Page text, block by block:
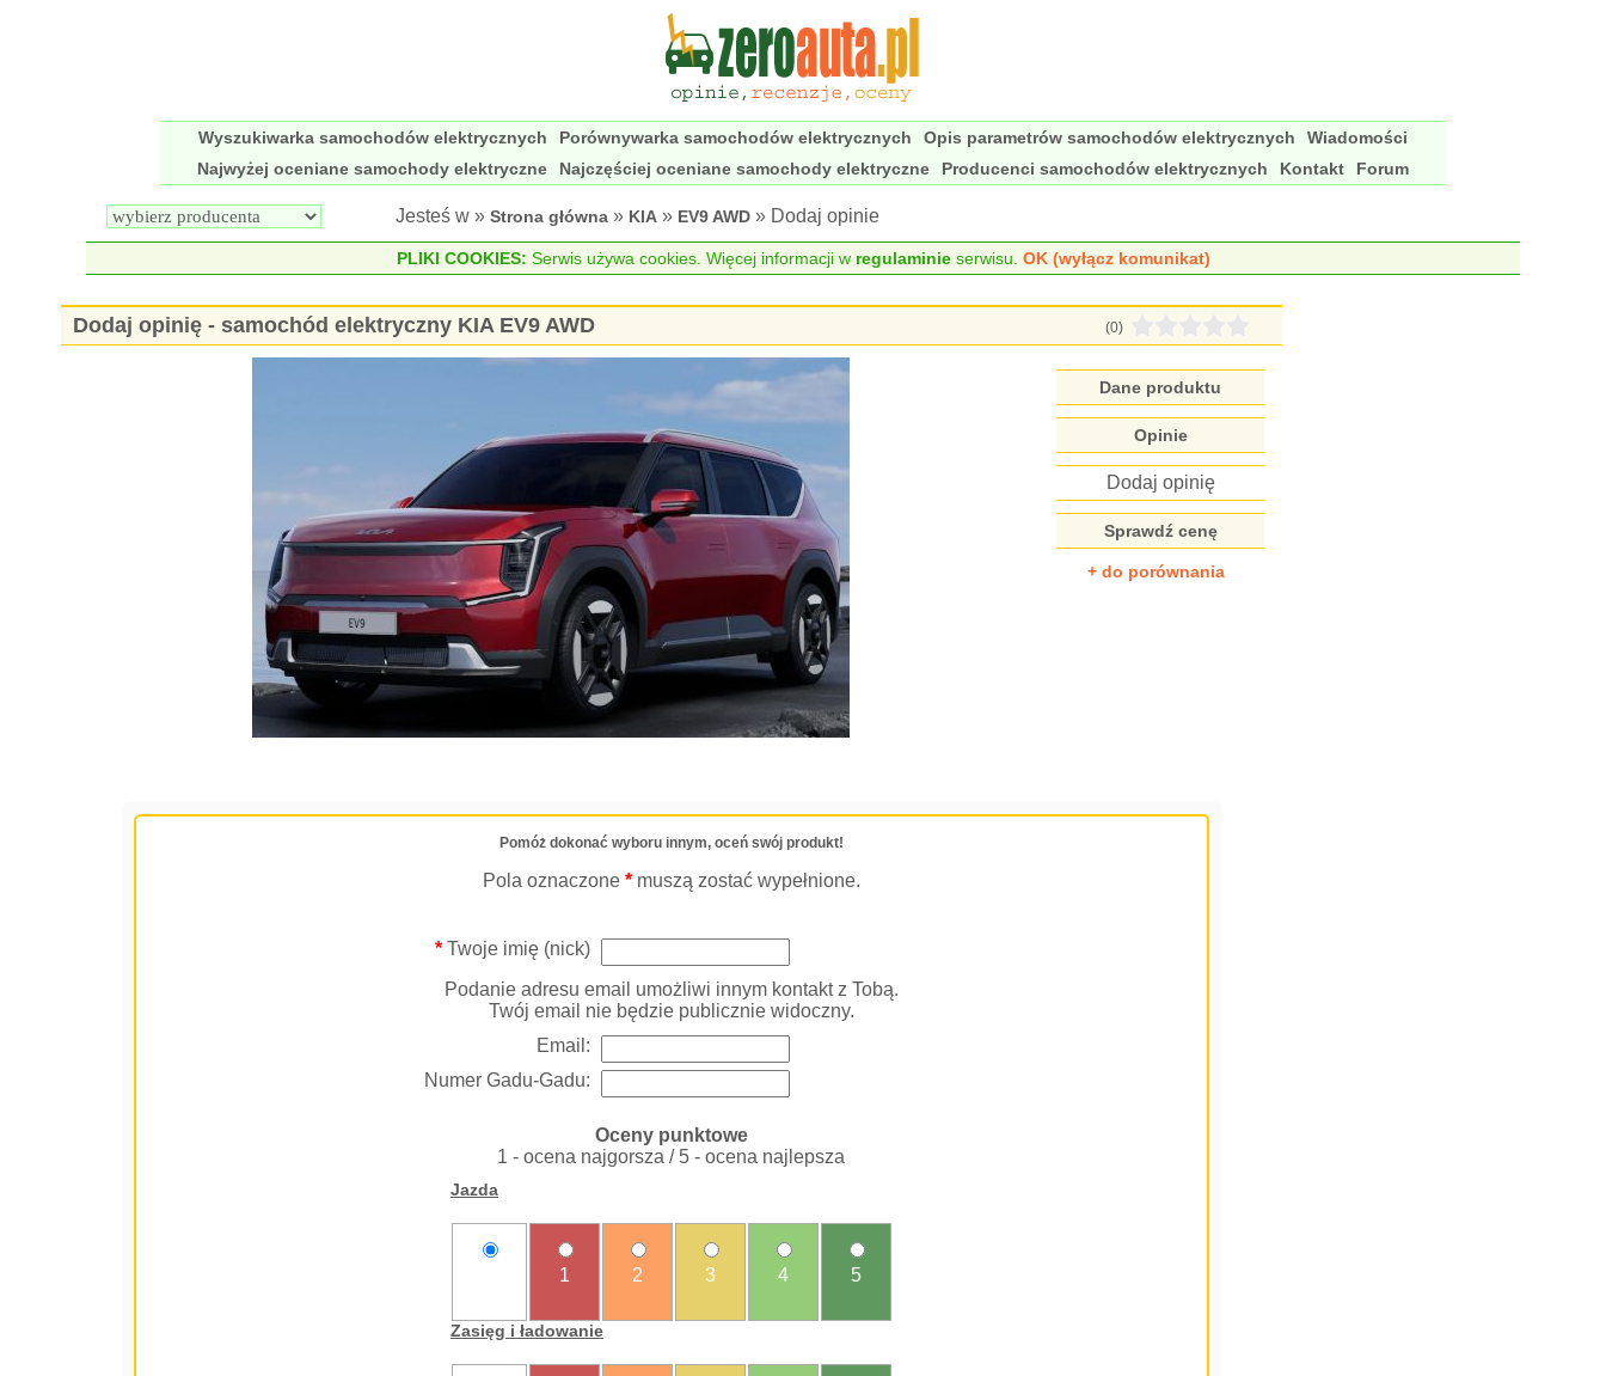
Wyszukiwarka samochodów elektrycznych Porównywarka samochodów elektrycznych Opis parametrów samochodów elektrycznych
Wiadomości
Najwyżej oceniane samochody elektryczne
Najczęściej oceniane samochody elektryczne Producenci samochodów elektrycznych Kontakt Forum
Jesteś w » Strona główna » KIA » EV9 AWD » Dodaj opinie
PLIKI COOKIES: Serwis używa cookies. Więcej informacji w regulaminieserwisu. OK (wyłącz komunikat)
Dodaj opinię - samochód elektryczny KIA EV9 AWD (0)
Dane produktu
Opinie
Dodaj opinię
Sprawdź cenę
+ do porównania
Pomóż dokonać wyboru innym, oceń swój produkt!
Pola oznaczone *muszą zostać wypełnione.
*Twoje imię (nick)
Podanie adresu email umożliwi innym kontakt z Tobą.
Twój email nie będzie publicznie widoczny.
Email:
Numer Gadu-Gadu:
Oceny punktowe
1 - ocena najgorsza / 5 - ocena najlepsza
Jazda
1 2 3 4 5
Zasięg i ładowanie